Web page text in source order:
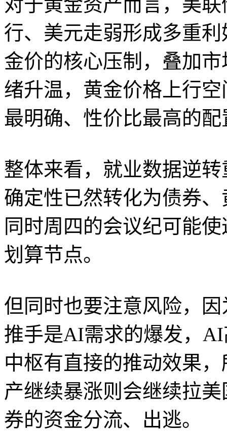
行、美元走弱形成多重
金价的核心压制，叠加
绪升温，黄金价格上行
最明确、性价比最高的
整体来看，就业数据逆
确定性已然转化为债券
同时周四的会议纪可能
划算节点。
但同时也要注意风险，
推手是AI需求的爆发，
中枢有直接的推动效果
产继续暴涨则会继续拉
券的资金分流、出逃。